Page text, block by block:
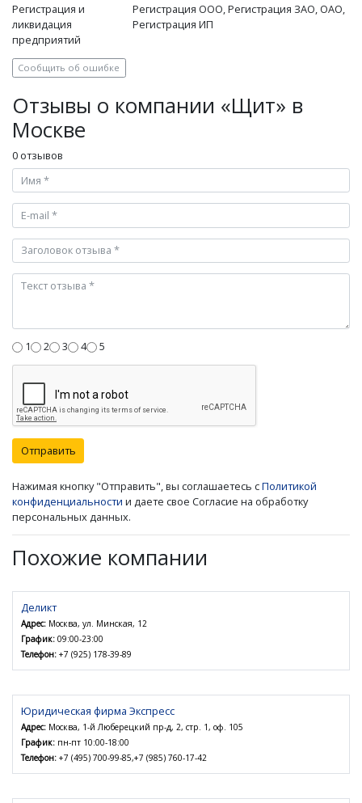
Регистрация и
ликвидация
предприятий
Регистрация ООО, Регистрация ЗАО, ОАО,
Регистрация ИП
Сообщить об ошибке
Отзывы о компании «Щит» в
Москве
0 отзывов
1 2 3 4 5
Отправить
Нажимая кнопку "Отправить", вы соглашаетесь сПолитикой
конфиденциальности и даете свое Согласие на обработку
персональных данных.
Похожие компании
Деликт
Адрес: Москва, ул. Минская, 12
График: 09:00-23:00
Телефон: +7 (925) 178-39-89
Юридическая фирма Экспресс
Адрес: Москва, 1-й Люберецкий пр-д, 2, стр. 1, оф. 105
График: пн-пт 10:00-18:00
Телефон: +7 (495) 700-99-85,+7 (985) 760-17-42